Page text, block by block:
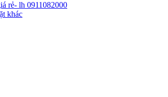
rẻ- lh 0911082000
khác